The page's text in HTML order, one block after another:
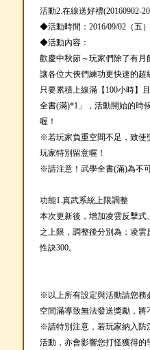
活動2.在線送好禮(20160902-
◆活動時間：2016/09/02（五
◆活動內容：
歡慶中秋節～玩家們除了有月
讓各位大俠們練功更快速的
只要累積上線滿【100小時】
全書(滿)*1」，活動開始的時
喔！
※若玩家負重空間不足，致使
玩家特別留意喔！
※請注意！武學全書(滿)為不
功能1.真武系統上限調整
本次更新後，增加凌雲反擊
之上限，調整後分別為：凌雲
性訣300。
※以上所有設定與活動請您務
空間滿導致無法發送獎勵，
※請特別注意，若玩家納入防
活動，亦會影響您打怪獲得